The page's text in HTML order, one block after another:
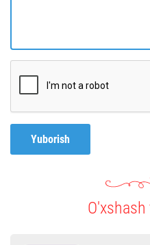
Yuborish